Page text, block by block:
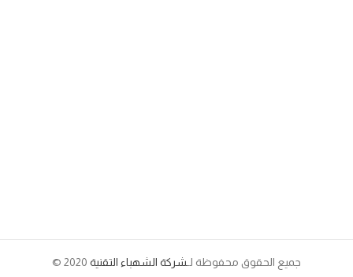
جميع الحقوق محفوظة لـ شركة الشهباء التقنية 2020 ©